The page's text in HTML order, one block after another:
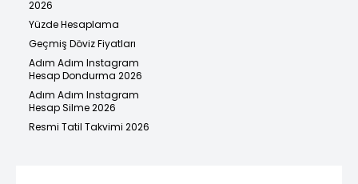
2026
Yüzde Hesaplama
Geçmiş Döviz Fiyatları
Adım Adım Instagram
Hesap Dondurma 2026
Adım Adım Instagram
Hesap Silme 2026
Resmi Tatil Takvimi 2026